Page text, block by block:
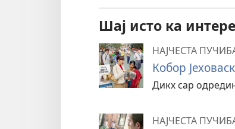
Шај исто ка
НАЈЧЕСТА
Кобор
Дикх сар
НАЈЧЕСТА